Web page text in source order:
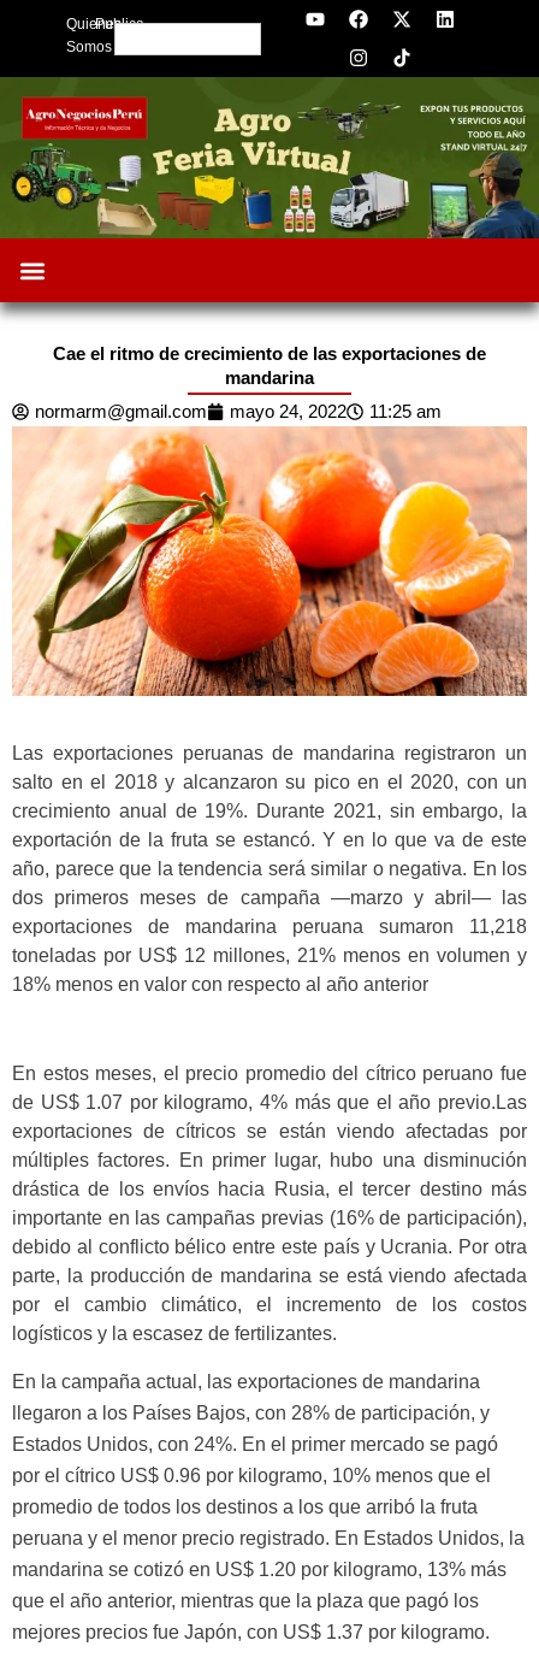
Quienes
Somos
Publica
Search
Y
o
b
e
F
a
c
e
o
o
k
X
-
t
w
t
L
i
d
n
I
n
s
t
g
r
a
Cae el ritmo de crecimiento de las exportaciones de
mandarina
normarm@gmail.com
mayo 24, 2022 11:25 am
Las exportaciones peruanas de mandarina registraron un
salto en el 2018 y alcanzaron su pico en el 2020, con un
crecimiento anual de 19%. Durante 2021, sin embargo, la
exportación de la fruta se estancó. Y en lo que va de este
año, parece que la tendencia será similar o negativa. En los
dos primeros meses de campaña —marzo y abril— las
exportaciones de mandarina peruana sumaron 11,218
toneladas por US$ 12 millones, 21% menos en volumen y
18% menos en valor con respecto al año anterior
En estos meses, el precio promedio del cítrico peruano fue
de US$ 1.07 por kilogramo, 4% más que el año previo.Las
exportaciones de cítricos se están viendo afectadas por
múltiples factores. En primer lugar, hubo una disminución
drástica de los envíos hacia Rusia, el tercer destino más
importante en las campañas previas (16% de participación),
debido al conflicto bélico entre este país y Ucrania. Por otra
parte, la producción de mandarina se está viendo afectada
por el cambio climático, el incremento de los costos
logísticos y la escasez de fertilizantes.
En la campaña actual, las exportaciones de mandarina
llegaron a los Países Bajos, con 28% de participación, y
Estados Unidos, con 24%. En el primer mercado se pagó
por el cítrico US$ 0.96 por kilogramo, 10% menos que el
promedio de todos los destinos a los que arribó la fruta
peruana y el menor precio registrado. En Estados Unidos, la
mandarina se cotizó en US$ 1.20 por kilogramo, 13% más
que el año anterior, mientras que la plaza que pagó los
mejores precios fue Japón, con US$ 1.37 por kilogramo.